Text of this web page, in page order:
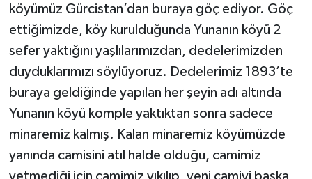
köyümüz Gürcistan’dan buraya göç ediyor. Göç
ettiğimizde, köy kurulduğunda Yunanın köyü 2
sefer yaktığını yaşlılarımızdan, dedelerimizden
duyduklarımızı söylüyoruz. Dedelerimiz 1893’te
buraya geldiğinde yapılan her şeyin adı altında
Yunanın köyü komple yaktıktan sonra sadece
minaremiz kalmış. Kalan minaremiz köyümüzde
yanında camisini atıl halde olduğu, camimiz